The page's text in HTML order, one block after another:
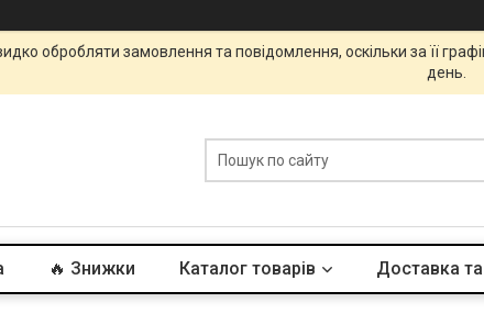
обробляти замовлення та повідомлення, оскільки за її
день.
🔥 Знижки Каталог товарів Доставка